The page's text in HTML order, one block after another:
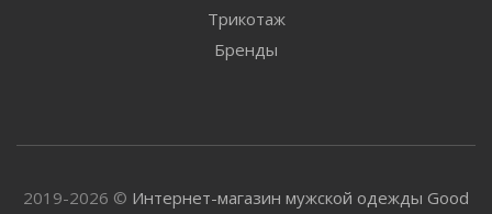
Трикотаж
Бренды
2019-2026 © Интернет-магазин мужской одежды Good